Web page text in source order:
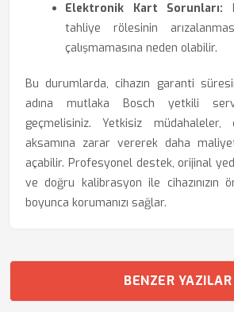
Elektronik Kart Sorunları:
tahliye rölesinin
çalışmamasına neden olabilir.
Bu durumlarda, cihazın garanti
adına mutlaka Bosch yetkili
geçmelisiniz. Yetkisiz müdahaleler,
aksamına zarar vererek daha
açabilir. Profesyonel destek, orijinal
ve doğru kalibrasyon ile cihazınızın
boyunca korumanızı sağlar.
BENZER YAZILAR